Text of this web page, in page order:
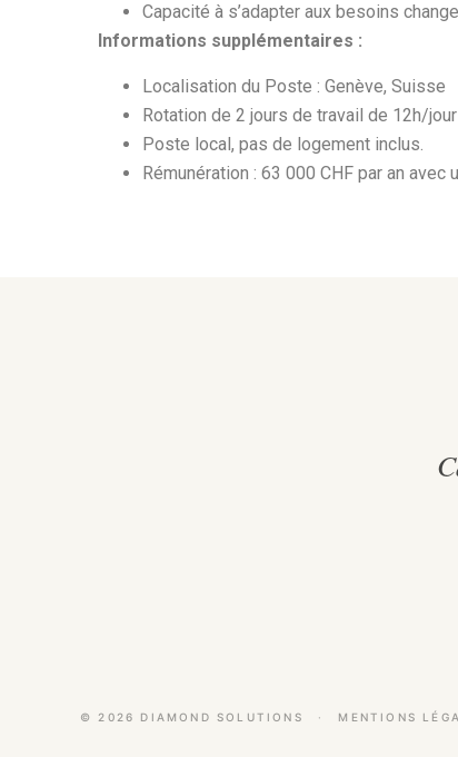
Capacité à s’adapter aux besoins
Informations supplémentaires :
Localisation du Poste : Genève, Suisse
Rotation de 2 jours de travail de 12h/
Poste local, pas de logement inclus.
Rémunération : 63 000 CHF par an avec
© 2026 DIAMOND SOLUTIONS · MENTIONS